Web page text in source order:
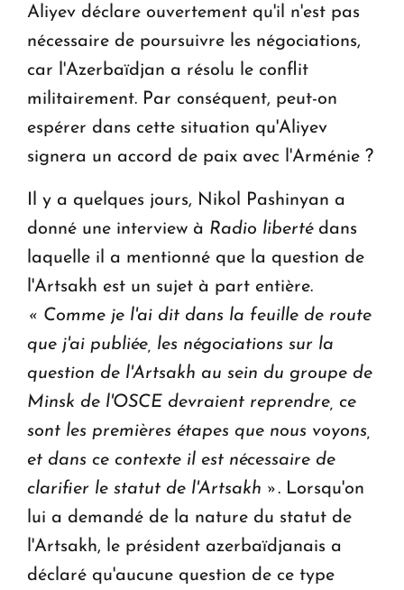
Aliyev déclare ouvertement qu'il n'est pas
nécessaire de poursuivre les négociations,
car l'Azerbaïdjan a résolu le conflit
militairement. Par conséquent, peut-on
espérer dans cette situation qu'Aliyev
signera un accord de paix avec l'Arménie ?
Il y a quelques jours, Nikol Pashinyan a
donné une interview à Radio libertédans
laquelle il a mentionné que la question de
l'Artsakh est un sujet à part entière.
« Comme je l'ai dit dans la feuille de route
que j'ai publiée, les négociations sur la
question de l'Artsakh au sein du groupe de
Minsk de l'OSCE devraient reprendre, ce
sont les premières étapes que nous voyons,
et dans ce contexte il est nécessaire de
clarifier le statut de l'Artsakh ». Lorsqu'on
lui a demandé de la nature du statut de
l'Artsakh, le président azerbaïdjanais a
déclaré qu'aucune question de ce type